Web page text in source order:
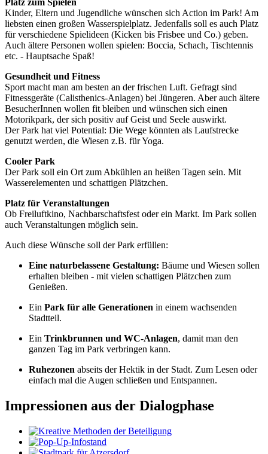
Platz zum Spielen
Kinder, Eltern und Jugendliche wünschen sich Action im Park! Am
liebsten einen großen Wasserspielplatz. Jedenfalls soll es auch Platz
für verschiedene Spielideen (Kicken bis Frisbee und Co.) geben.
Auch ältere Personen wollen spielen: Boccia, Schach, Tischtennis
etc. - Hauptsache Spaß!
Gesundheit und Fitness
Sport macht man am besten an der frischen Luft. Gefragt sind
Fitnessgeräte (Calisthenics-Anlagen) bei Jüngeren. Aber auch ältere
BesucherInnen wollen fit bleiben und wünschen sich einen
Motorikpark, der sich positiv auf Geist und Seele auswirkt.
Der Park hat viel Potential: Die Wege könnten als Laufstrecke
genutzt werden, die Wiesen z.B. für Yoga.
Cooler Park
Der Park soll ein Ort zum Abkühlen an heißen Tagen sein. Mit
Wasserelementen und schattigen Plätzchen.
Platz für Veranstaltungen
Ob Freiluftkino, Nachbarschaftsfest oder ein Markt. Im Park sollen
auch Veranstaltungen möglich sein.
Auch diese Wünsche soll der Park erfüllen:
Eine naturbelassene Gestaltung: Bäume und Wiesen sollen
erhalten bleiben - mit vielen schattigen Plätzchen zum
Genießen.
Ein Park für alle Generationen in einem wachsenden
Stadtteil.
Ein Trinkbrunnen und WC-Anlagen, damit man den
ganzen Tag im Park verbringen kann.
Ruhezonen abseits der Hektik in der Stadt. Zum Lesen oder
einfach mal die Augen schließen und Entspannen.
Impressionen aus der Dialogphase